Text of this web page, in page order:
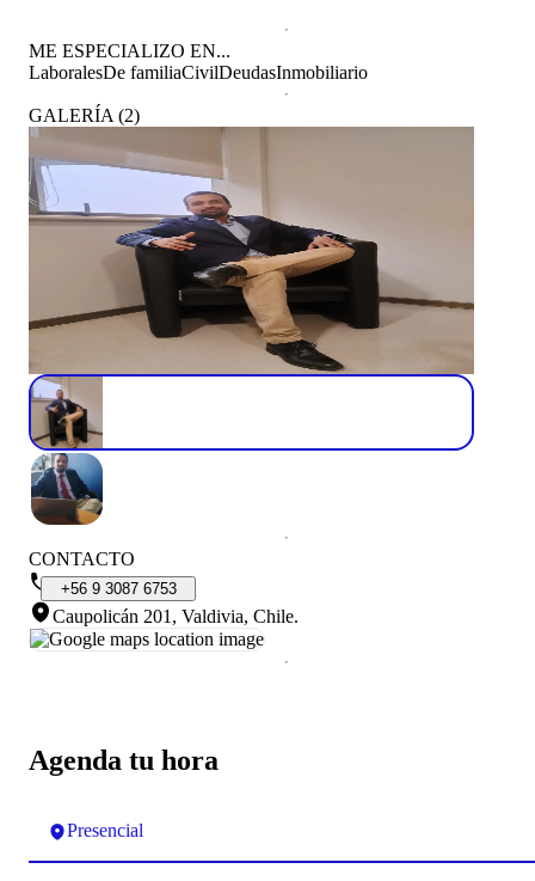
Agenda tu hora
Presencial
ME ESPECIALIZO EN...
LaboralesDe familiaCivilDeudasInmobiliario
GALERÍA (2)
CONTACTO
+56 9 3087 6753
Caupolicán 201, Valdivia, Chile.